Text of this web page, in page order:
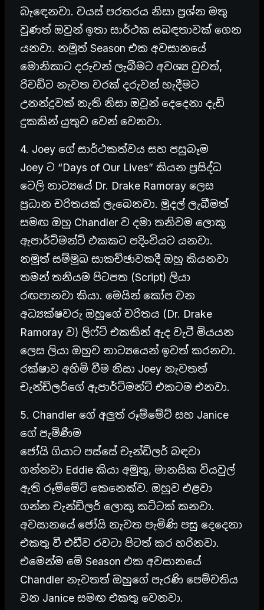
බැඳෙනවා. වයස් පරතරය නිසා ප්‍රශ්න මතු
වුණත් ඔවුන් ඉතා සාර්ථක සබඳතාවක් ගෙන
යනවා. නමුත් Season එක අවසානයේ
මොනිකාට දරුවන් ලැබීමට අවශ්‍ය වුවත්,
රිචඩ්ට නැවත වරක් දරුවන් හැදීමට
උනන්දුවක් නැති නිසා ඔවුන් දෙදෙනා දැඩි
දුකකින් යුතුව වෙන් වෙනවා.
4. Joey ගේ සාර්ථකත්වය සහ පසුබෑම
Joey ට “Days of Our Lives” කියන ප්‍රසිද්ධ
ටෙලි නාට්‍යයේ Dr. Drake Ramoray ලෙස
ප්‍රධාන චරිතයක් ලැබෙනවා. මුදල් ලැබීමත්
සමඟ ඔහු Chandler ව දමා තනිවම ලොකු
ඇපාර්ට්මන්ට් එකකට පදිංචියට යනවා.
නමුත් සම්මුඛ සාකච්ඡාවකදී ඔහු කියනවා
තමන් තනියම පිටපත (Script) ලියා
රඟපානවා කියා. මෙයින් කෝප වන
අධ්‍යක්ෂවරු ඔහුගේ චරිතය (Dr. Drake
Ramoray ව) ලිෆ්ට් එකකින් ඇද වැටී මියයන
ලෙස ලියා ඔහුව නාට්‍යයෙන් ඉවත් කරනවා.
රක්ෂාව අහිමි වීම නිසා Joey නැවතත්
චැන්ඩ්ලර්ගේ ඇපාර්ට්මන්ට් එකටම එනවා.
5. Chandler ගේ අලුත් රූම්මේට් සහ Janice
ගේ පැමිණීම
ජෝයි ගියාට පස්සේ චැන්ඩ්ලර් බඳවා
ගන්නවා Eddie කියා අමුතු, මානසික වියවුල්
ඇති රූම්මේට් කෙනෙක්ව. ඔහුව එළවා
ගන්න චැන්ඩ්ලර් ලොකු කට්ටක් කනවා.
අවසානයේ ජෝයි නැවත පැමිණි පසු දෙදෙනා
එකතු වී එඩීව රවටා පිටත් කර හරිනවා.
එමෙන්ම මේ Season එක අවසානයේ
Chandler නැවතත් ඔහුගේ පැරණි පෙම්වතිය
වන Janice සමඟ එකතු වෙනවා.